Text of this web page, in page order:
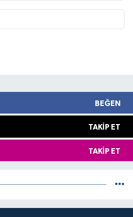
BEĞEN
TAKIP ET
TAKIP ET